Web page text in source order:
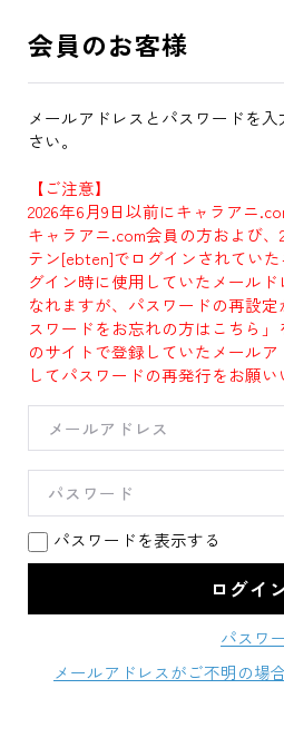
会員のお客様
メールアドレスとパスワードを
さい。
【ご注意】
2026年6月9日以前にキャラアニ
キャラアニ.com会員の方および、
テン[ebten]でログインされてい
グイン時に使用していたメール
なれますが、パスワードの再設
スワードをお忘れの方はこちら
のサイトで登録していたメール
してパスワードの再発行をお願い
パスワードを表示する
パスワ
メールアドレスがご不明の場